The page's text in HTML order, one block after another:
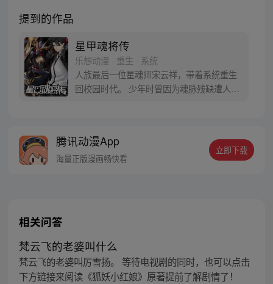
提到的作品
星甲魂将传
乐想动漫 · 重生 · 系统
人族最后一位星魂师宋云祥，带着系统重生
回校园时代。 少年时曾因为魂脉残缺遭人白
从此一路开挂造机甲打怪兽… 曾经后悔的
事，曾经错过的人，这一次将不留遗憾。
腾讯动漫App
海量正版漫画畅快看
立即下载
相关问答
梵云飞的老婆叫什么
梵云飞的老婆叫厉雪扬。 等待电视剧的同时，也可以点击
下方链接来阅读《狐妖小红娘》原著提前了解剧情了！